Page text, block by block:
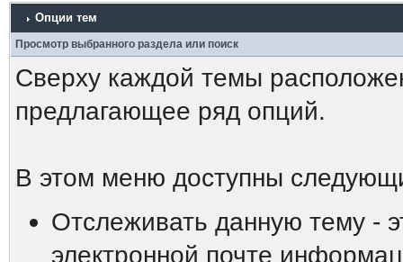
Опции тем
Просмотр выбранного раздела или поиск
Сверху каждой темы
предлагающее ряд опций.
В этом меню доступны
Отслеживать данную тему -
электронной почте